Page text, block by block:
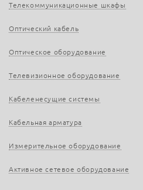
Телекоммуникационные шкафы
Оптический кабель
Оптическое оборудование
Телевизионное оборудование
Кабеленесущие системы
Кабельная арматура
Измерительное оборудование
Активное сетевое оборудование